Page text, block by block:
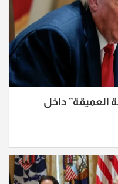
العميقة” داخل